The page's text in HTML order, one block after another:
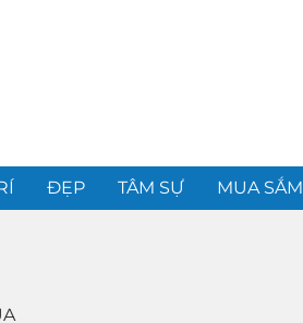
ĐẸP TÂM SỰ MUA SẮM